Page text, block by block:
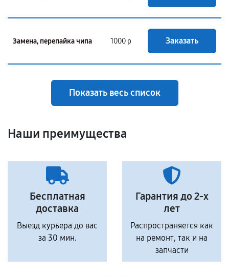
Замена, перепайка чипа 1000 р Заказать
Показать весь список
Наши преимущества
Бесплатная
доставка
Выезд курьера до вас
за 30 мин.
Гарантия до 2-х
лет
Распространяется как
на ремонт, так и на
запчасти